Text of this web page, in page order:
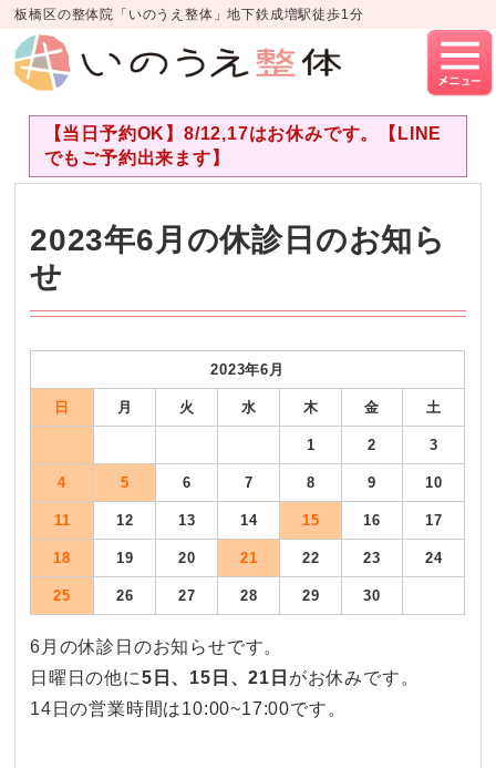
板橋区の整体院「いのうえ整体」地下鉄成増駅徒歩1分
【当日予約OK】8/12,17はお休みです。【LINE
でもご予約出来ます】
2023年6月の休診日のお知ら
せ
2023年6 月
日 月 火 水 木 金 土
1 2 3
4 5 6 7 8 9 10
11 12 13 14 15 16 17
18 19 20 21 22 23 24
25 26 27 28 29 30
6月の休診日のお知らせです。
日曜日の他に5日、 15日、21日 がお休みです。
14日の営業時間は10:00~17:00です。